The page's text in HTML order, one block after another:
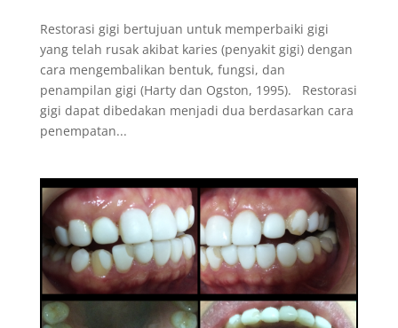
Restorasi gigi bertujuan untuk memperbaiki gigi
yang telah rusak akibat karies (penyakit gigi) dengan
cara mengembalikan bentuk, fungsi, dan
penampilan gigi (Harty dan Ogston, 1995). Restorasi
gigi dapat dibedakan menjadi dua berdasarkan cara
penempatan...